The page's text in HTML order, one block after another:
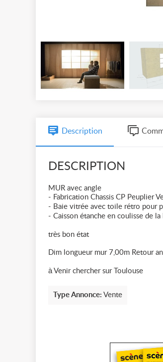
Description
DESCRIPTION
MUR avec angle
- Fabrication Chassis CP Peuplier
- Baie vitrée avec toile rétro pour
- Caisson étanche en coulisse de
très bon état
Dim longueur mur 7,00m Retour
à Venir chercher sur Toulouse
Type Annonce: Vente